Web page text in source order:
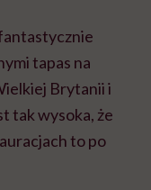
tapas na
Brytanii i
tak wysoka, że
to po